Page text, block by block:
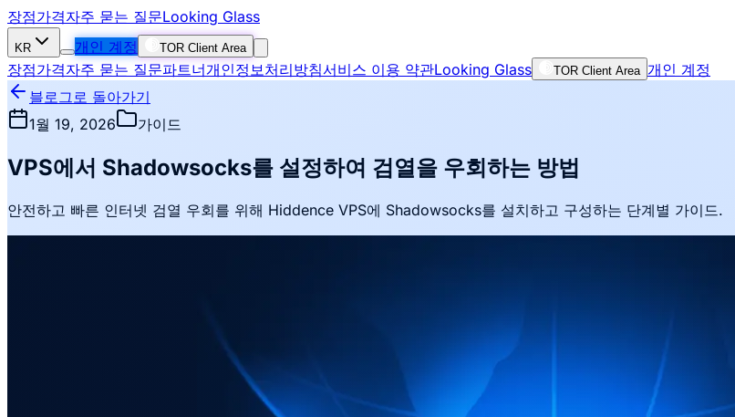
장점가격자주 묻는 질문Looking Glass
KR 개인 계정 TOR Client Area
장점가격자주 묻는 질문파트너개인정보처리방침서비스 이용 약관Looking Glass TOR Client Area 개인 계정
블로그로 돌아가기
1월 19, 2026
가이드
VPS에서 Shadowsocks를 설정하여 검열을 우회하는 방법
안전하고 빠른 인터넷 검열 우회를 위해 Hiddence VPS에 Shadowsocks를 설치하고 구성하는 단계별 가이드.